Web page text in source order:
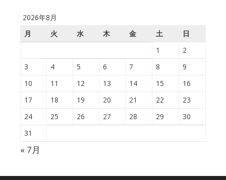
2026年8月
月
火 水 木 金 土
日
1
2
3
4 5 6 7 8
9
10
11 12 13 14 15
16
17
18 19 20 21 22
23
24
25 26 27 28 29
30
31
« 7月